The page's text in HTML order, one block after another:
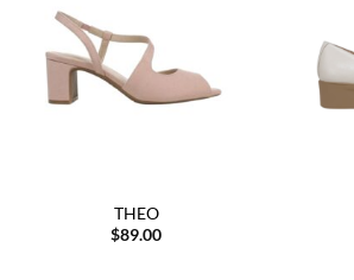
THEO
$89.00